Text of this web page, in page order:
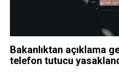
Bakanlıktan açıklama
telefon tutucu